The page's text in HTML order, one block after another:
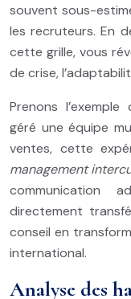
souvent sous-
les recruteurs. En
cette grille, vous
de crise,
Prenons
géré une équipe
ventes, cette
management
communication
directement
conseil en
international.
Analyse des